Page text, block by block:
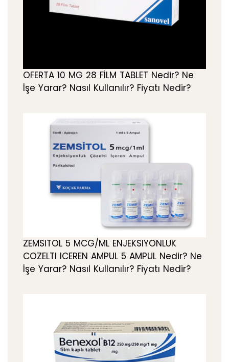
OFERTA 10 MG 28 FİLM TABLET Nedir? Ne
İşe Yarar? Nasıl Kullanılır? Fiyatı Nedir?
ZEMSITOL 5 MCG/ML ENJEKSIYONLUK
COZELTI ICEREN AMPUL 5 AMPUL Nedir? Ne
İşe Yarar? Nasıl Kullanılır? Fiyatı Nedir?